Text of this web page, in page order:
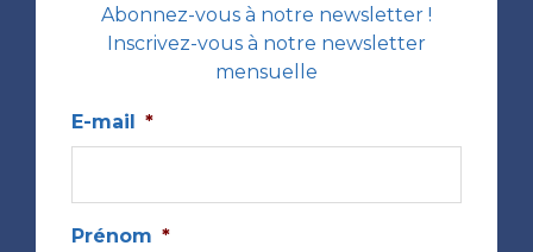
Abonnez-vous à notre newsletter !
Inscrivez-vous à notre newsletter
mensuelle
E-mail *
Prénom *